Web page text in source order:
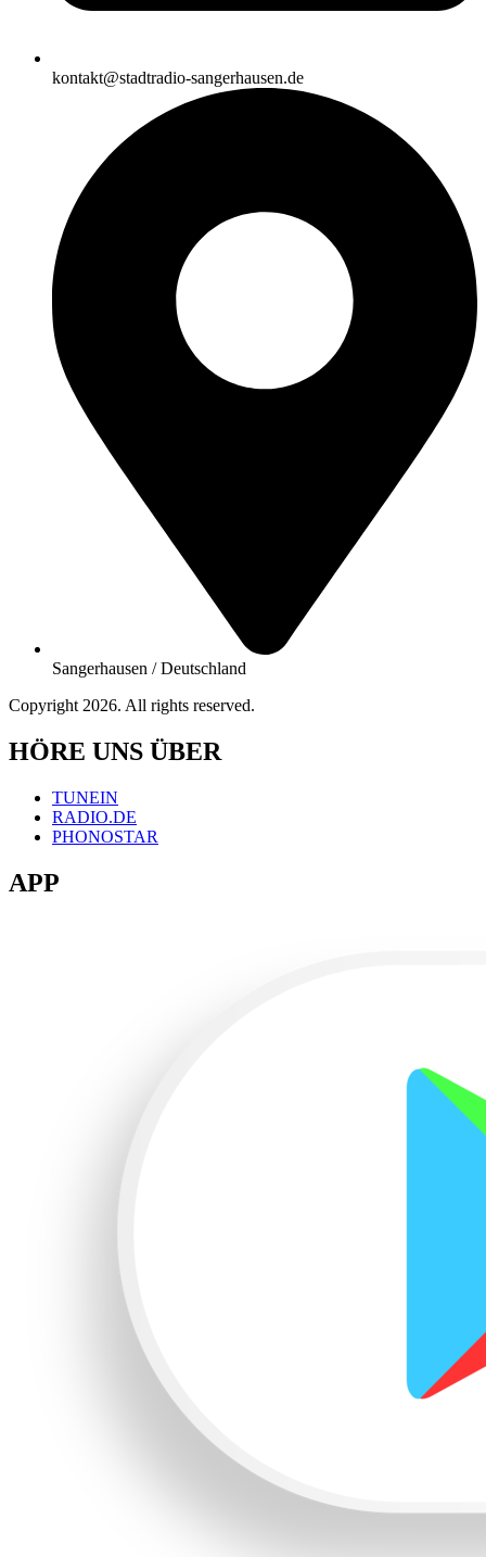
kontakt@stadtradio-sangerhausen.de
Sangerhausen / Deutschland
Copyright 2026. All rights reserved.
HÖRE UNS ÜBER
TUNEIN
RADIO.DE
PHONOSTAR
APP